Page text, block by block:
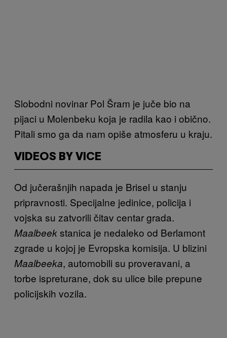
Slobodni novinar Pol Šram je juče bio na
pijaci u Molenbeku koja je radila kao i obično.
Pitali smo ga da nam opiše atmosferu u kraju.
VIDEOS BY VICE
Od jučerašnjih napada je Brisel u stanju
pripravnosti. Specijalne jedinice, policija i
vojska su zatvorili čitav centar grada.
Maalbeekstanica je nedaleko od Berlamont
zgrade u kojoj je Evropska komisija. U blizini
Maalbeeka, automobili su proveravani, a
torbe ispreturane, dok su ulice bile prepune
policijskih vozila.